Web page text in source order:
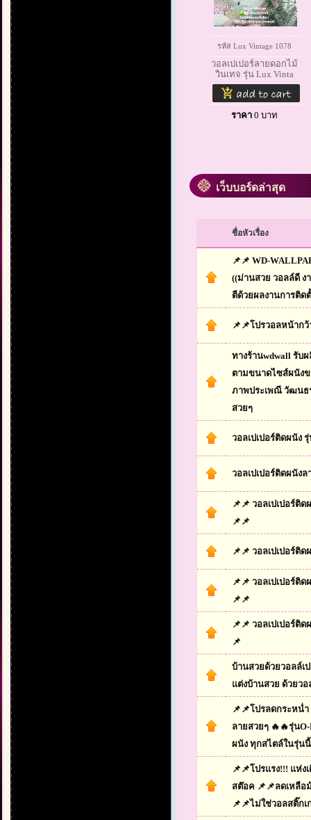
รหัส Lux Vintage 1078
วอลเปเปอร์ลายดอกไม้
วินเทจ รุ่น Lux Vinta
ราคา 0 บาท
เว็บบอร์ดล่าสุด
ชื่อหัวเรื่อง
📌📌 WD-
((ม่านสวย วอลล์ดี
ตีด้วยผลงานการติด
📌📌โปรวอลหน้ากว้
ทางร้านwdwall รับ
ตามขนาดไซส์ผนัง
ภาพประเพณี วัฒนธ
สวยๆ
วอลเปเปอร์ติดผนัง
วอลเปเปอร์ติดผนังล
📌📌 วอลเปเปอร์ติ
📌📌
📌📌 วอลเปเปอร์ติ
📌📌 วอลเปเปอร์ติ
📌📌
📌📌 วอลเปเปอร์ติ
📌
บ้านสวยด้วยวอลล์เ
แต่งบ้านสวย ด้วยวอ
📌📌โปรลดกระหน่ำ
ลายสวยๆ 🔥🔥รุ่น
ผนัง ทุกสไตล์ในรุ่นนี้
📌📌โปรแรง!!! แห่ง
สต๊อค 📌📌ลดเหลือ
📌📌ไม่ใช่วอลสติ๊ก